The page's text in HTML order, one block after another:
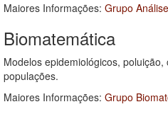
Maiores Informações: Grupo
Biomatemática
Modelos epidemiológicos,
populações.
Maiores Informações: Grupo